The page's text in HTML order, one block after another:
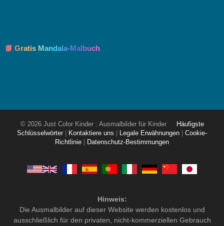
📘 Gratis Mandala-Malbuch
© 2026 Just Color Kinder : Ausmalbilder für Kinder
Häufigste
Schlüsselwörter
Kontaktiere uns Legale Erwähnungen
Cookie-
Richtlinie
Datenschutz-Bestimmungen
Hinweis:
Die Ausmalbilder auf dieser Website werden kostenlos und
ausschließlich für den privaten, nicht-kommerziellen Gebrauch